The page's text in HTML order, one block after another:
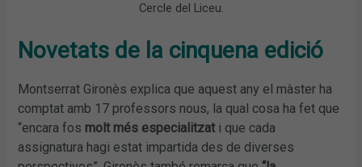
Cercle del Liceu.
Novetats de la cinquena edició
Montserrat Gironès explica que aquest any el màster ha
comptat amb 17 professors nous, la qual cosa ha fet que
“encara fos molt més especialitzati que cada
assignatura hagi estat impartida des de diverses